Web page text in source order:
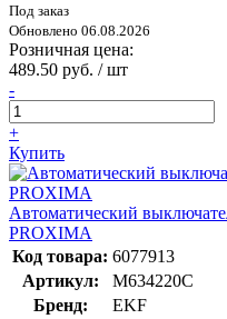
Под заказ
Обновлено 06.08.2026
Розничная цена:
489.50 руб. / шт
-
+
Купить
Автоматический
PROXIMA
Код товара: 6077913
Артикул:
M634220C
Бренд:
EKF